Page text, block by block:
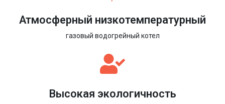
Атмосферный низкотемпературный
газовый водогрейный котел
Высокая экологичность